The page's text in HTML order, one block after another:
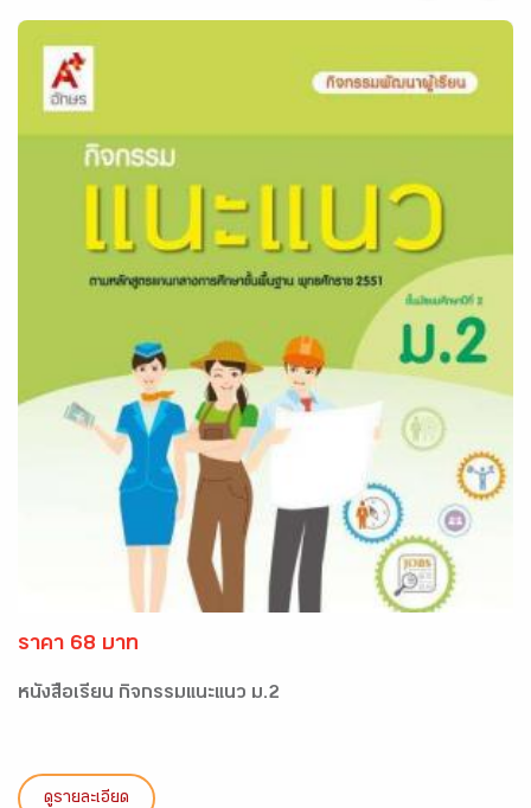
ราคา 68 บาท
หนังสือเรียน กิจกรรมแนะแนว ม.2
ดูรายละเอียด